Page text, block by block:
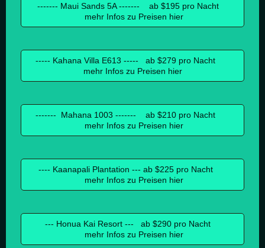
------- Maui Sands 5A ------- ab $195 pro Nacht
mehr Infos zu Preisen hier
----- Kahana Villa E613 ----- ab $279 pro Nacht
mehr Infos zu Preisen hier
------- Mahana 1003 ------- ab $210 pro Nacht
mehr Infos zu Preisen hier
---- Kaanapali Plantation --- ab $225 pro Nacht
mehr Infos zu Preisen hier
--- Honua Kai Resort --- ab $290 pro Nacht
mehr Infos zu Preisen hier